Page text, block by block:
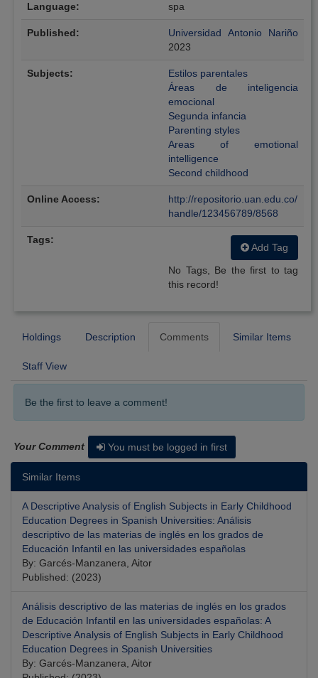
Language: spa
Published:
Universidad Antonio Nariño
2023
Subjects:
Estilos parentales
Áreas de inteligencia
emocional
Segunda infancia
Parenting styles
Areas of emotional
intelligence
Second childhood
Online Access:
http://repositorio.uan.edu.co/
handle/123456789/8568
Tags:
Add Tag
No Tags, Be the first to tag
this record!
Holdings Description Comments Similar Items
Staff View
Be the first to leave a comment!
Your Comment You must be logged in first
Similar Items
A Descriptive Analysis of English Subjects in Early Childhood
Education Degrees in Spanish Universities: Análisis
descriptivo de las materias de inglés en los grados de
Educación Infantil en las universidades españolas
By: Garcés-Manzanera, Aitor
Published: (2023)
Análisis descriptivo de las materias de inglés en los grados
de Educación Infantil en las universidades españolas: A
Descriptive Analysis of English Subjects in Early Childhood
Education Degrees in Spanish Universities
By: Garcés-Manzanera, Aitor